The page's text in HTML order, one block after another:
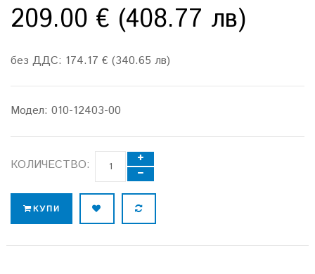
209.00 € (408.77 лв)
без ДДС: 174.17 € (340.65 лв)
Модел: 010-12403-00
КОЛИЧЕСТВО:
КУПИ